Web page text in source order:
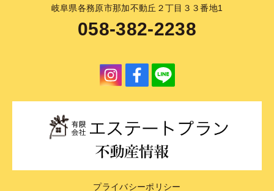
岐阜県各務原市那加不動丘２丁目３３番地1
058-382-2238
プライバシーポリシー